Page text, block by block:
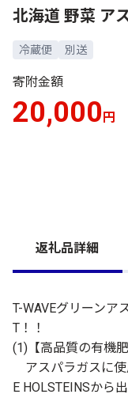
北海道 野菜 ア
冷蔵便 別送
寄附金額
20,000 円
返礼品詳細
T-WAVEグリーンア
T！！
(1)【高品質の有機肥
アスパラガスに使
E HOLSTEINSから